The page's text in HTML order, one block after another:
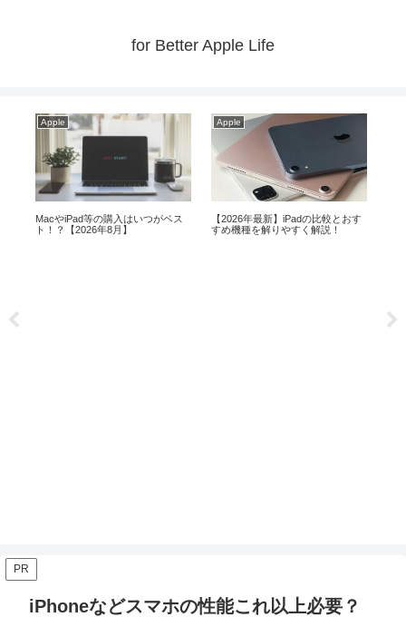
for Better Apple Life
Apple
【体験談】MacとiPadの組み合わ
せが日常をプラスに変える！
Apple
【2026年】iPadの使い方がわから
ない方へ！基本操作を解説
PR
iPhoneなどスマホの性能これ以上必要？